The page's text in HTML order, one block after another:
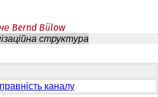
Bernd Bülow
структура
каналу